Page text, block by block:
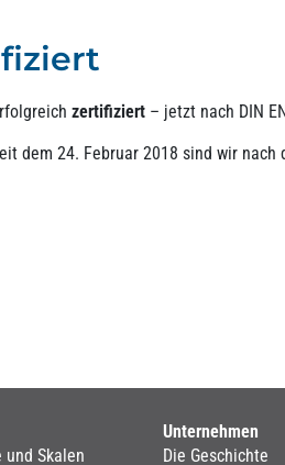
zertifiziert – jetzt nach DIN
dem 24. Februar 2018 sind wir nach
und Skalen
Unternehmen
Die Geschichte